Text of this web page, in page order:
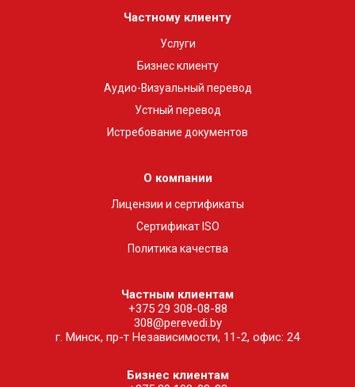
Частному клиенту
Услуги
Бизнес клиенту
Аудио-Визуальный перевод
Устный перевод
Истребование документов
О компании
Лицензии и сертификаты
Сертификат ISO
Политика качества
Частным клиентам
+375 29 308-08-88
308@perevedi.by
г. Минск, пр-т Независимости, 11-2, офис: 24
Бизнес клиентам